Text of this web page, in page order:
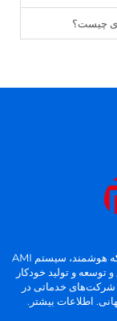
چیست؟
شرکت کامیونیکیشن تاپس‌کام چینگ‌داؤ راهکارهای شبکه هوشمند، سیستم AMI
توسعه و تولید خودکار
شرکت‌های خدماتی در
اطلاعات بیشتر.